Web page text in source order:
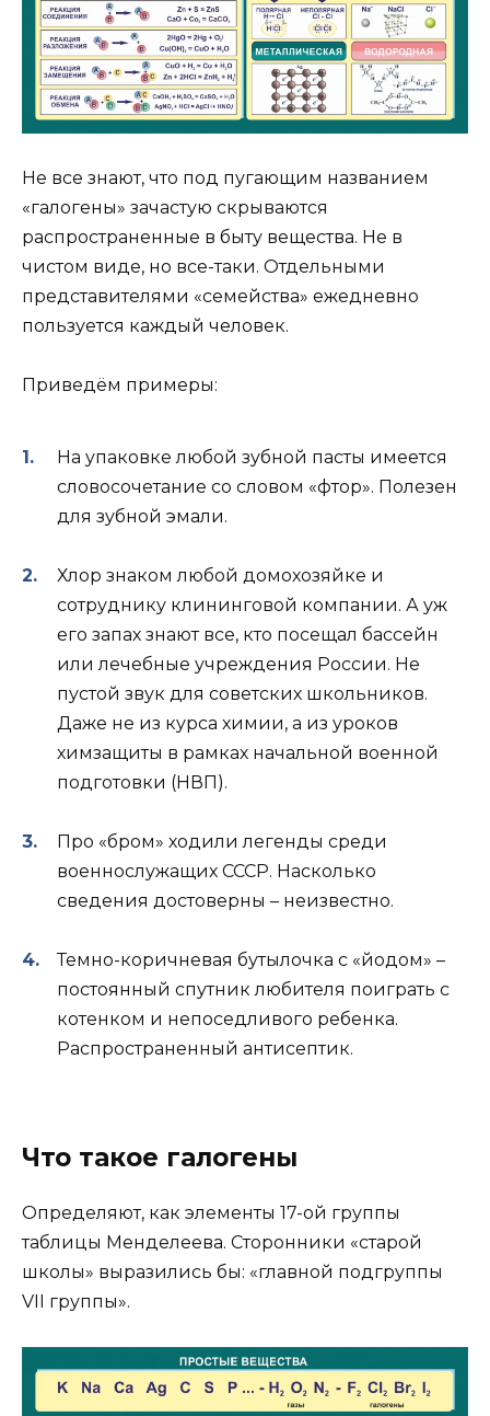
Не все знают, что под пугающим названием
«галогены» зачастую скрываются
распространенные в быту вещества. Не в
чистом виде, но все-таки. Отдельными
представителями «семейства» ежедневно
пользуется каждый человек.
Приведём примеры:
На упаковке любой зубной пасты имеется
словосочетание со словом «фтор». Полезен
для зубной эмали.
Хлор знаком любой домохозяйке и
сотруднику клининговой компании. А уж
его запах знают все, кто посещал бассейн
или лечебные учреждения России. Не
пустой звук для советских школьников.
Даже не из курса химии, а из уроков
химзащиты в рамках начальной военной
подготовки (НВП).
Про «бром» ходили легенды среди
военнослужащих СССР. Насколько
сведения достоверны – неизвестно.
Темно-коричневая бутылочка с «йодом» –
постоянный спутник любителя поиграть с
котенком и непоседливого ребенка.
Распространенный антисептик.
Что такое галогены
Определяют, как элементы 17-ой группы
таблицы Менделеева. Сторонники «старой
школы» выразились бы: «главной подгруппы
VII группы».